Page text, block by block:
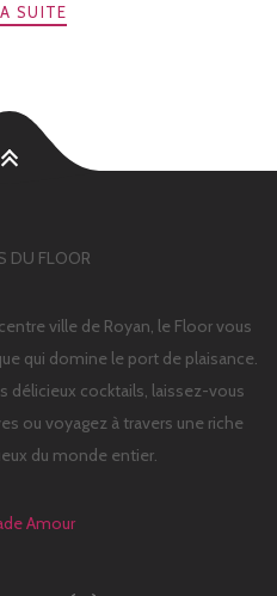
SUITE
DU FLOOR
ville de Royan, le Floor vous
qui domine le port de plaisance.
délicieux cocktails, laissez-vous
ou voyagez à travers une riche
du monde entier.
Amour